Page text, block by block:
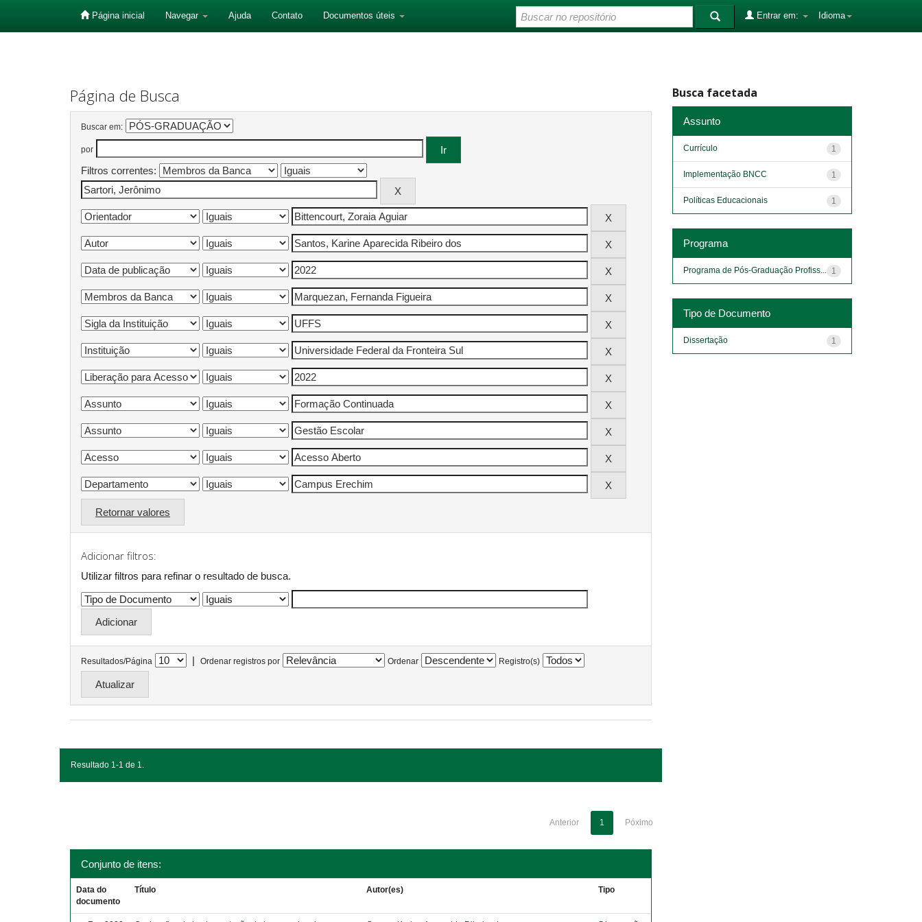
Página inicial Navegar Ajuda Contato Documentos úteis Idioma
Entrar em:
Página de Busca
Buscar em:
por
Filtros correntes:
Retornar valores
Adicionar filtros:
Utilizar filtros para refinar o resultado de busca.
Resultados/Página | Ordenar registros por Ordenar Registro(s)
Resultado 1-1 de 1.
Anterior 1 Póximo
Conjunto de itens:
Data do
documento
Título Autor(es) Tipo
Busca facetada
Assunto
1
Currículo
1
Implementação BNCC
1
Políticas Educacionais
Programa
1
Programa de Pós-Graduação Profiss...
Tipo de Documento
1
Dissertação